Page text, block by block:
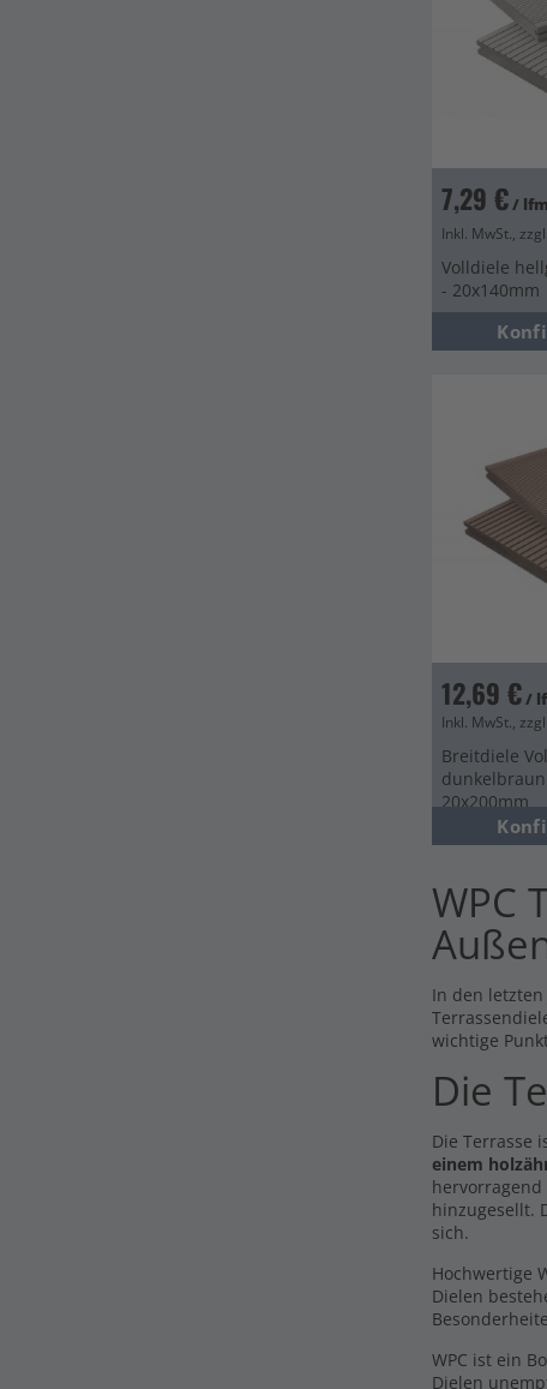
7,29 €/ lfm
Inkl. MwSt., zzgl.
Volldiele
- 20x140mm
12,69 €/
Inkl. MwSt., zzgl.
Breitdiele
20x200mm
WPC
In den
wichtige
Die
Die Terrasse
einem
hinzugesellt.
sich.
Hochwertige
Dielen
WPC ist ein
Dielen